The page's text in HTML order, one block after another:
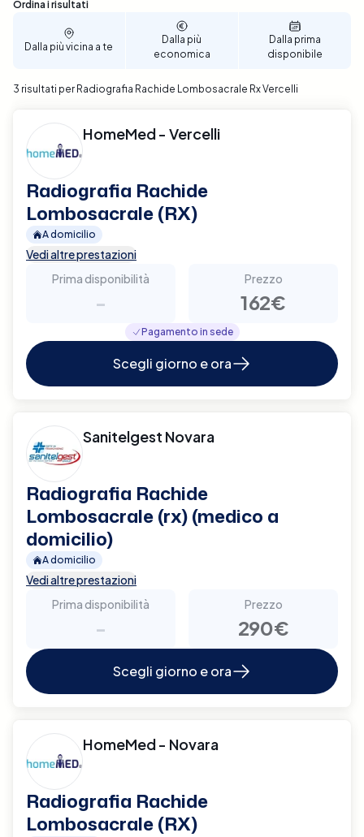
affidabile e conveniente, garantendo il miglior
supporto possibile per la tua salute lombosacrale a
Vercelli.
Sono stati trovati 3 risultati
Ordina i risultati
Dalla più vicina a te
Dalla più
economica
Dalla prima
disponibile
3 risultati per Radiografia Rachide Lombosacrale Rx Vercelli
HomeMed - Vercelli
Radiografia Rachide
Lombosacrale (RX)
A domicilio
Vedi altre prestazioni
Prima disponibilità
-
Prezzo
162€
Pagamento in sede
Scegli giorno e ora
Sanitelgest Novara
Radiografia Rachide
Lombosacrale (rx) (medico a
domicilio)
A domicilio
Vedi altre prestazioni
Prima disponibilità
-
Prezzo
290€
Scegli giorno e ora
HomeMed - Novara
Radiografia Rachide
Lombosacrale (RX)